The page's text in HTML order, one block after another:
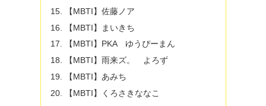
【MBTI】佐藤ノア
【MBTI】まいきち
【MBTI】PKA ゆうぴーまん
【MBTI】雨来ズ。 よろず
【MBTI】あみち
【MBTI】くろさきななこ